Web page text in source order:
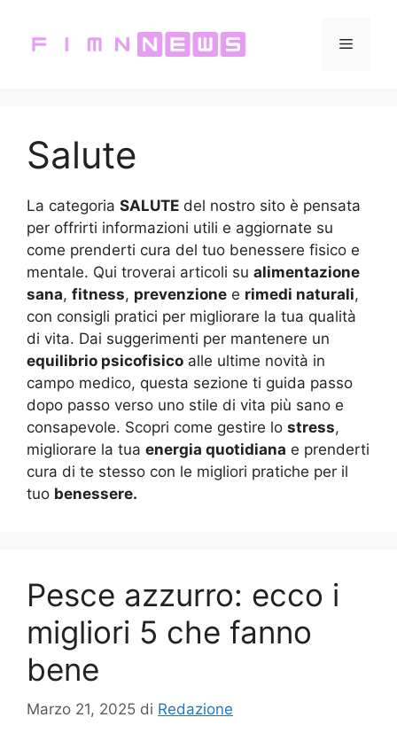
contenuto
Menu
Salute
La categoria SALUTE del nostro sito è pensata
per offrirti informazioni utili e aggiornate su
come prenderti cura del tuo benessere fisico e
mentale. Qui troverai articoli su alimentazione
sana, fitness, prevenzione e rimedi naturali,
con consigli pratici per migliorare la tua qualità
di vita. Dai suggerimenti per mantenere un
equilibrio psicofisico alle ultime novità in
campo medico, questa sezione ti guida passo
dopo passo verso uno stile di vita più sano e
consapevole. Scopri come gestire lo stress,
migliorare la tua energia quotidiana e prenderti
cura di te stesso con le migliori pratiche per il
tuo benessere.
Pesce azzurro: ecco i
migliori 5 che fanno
bene
Marzo 21, 2025 di Redazione